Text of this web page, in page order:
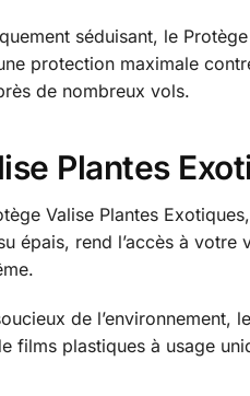
séduisant, le
protection maximale
de nombreux vols.
Plantes
Valise Plantes
épais, rend l’accès à
de l’environnement,
films plastiques à usage